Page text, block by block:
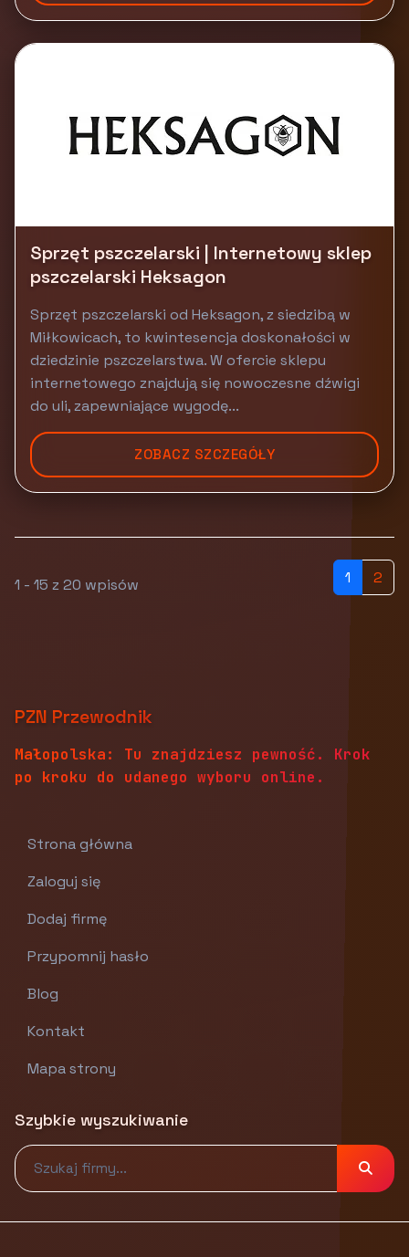
Sprzęt pszczelarski | Internetowy sklep
pszczelarski Heksagon
Sprzęt pszczelarski od Heksagon, z siedzibą w
Miłkowicach, to kwintesencja doskonałości w
dziedzinie pszczelarstwa. W ofercie sklepu
internetowego znajdują się nowoczesne dźwigi
do uli, zapewniające wygodę...
ZOBACZ SZCZEGÓŁY
1 - 15 z 20 wpisów 1 2
PZN Przewodnik
Małopolska: Tu znajdziesz pewność. Krok
po kroku do udanego wyboru online.
Strona główna
Zaloguj się
Dodaj firmę
Przypomnij hasło
Blog
Kontakt
Mapa strony
Szybkie wyszukiwanie